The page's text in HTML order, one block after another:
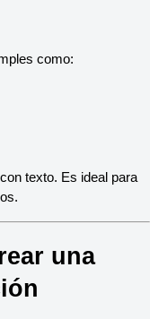
como:
texto. Es ideal para
una